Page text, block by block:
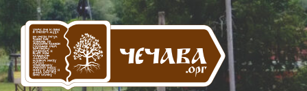
Skip
content
Skip
left
sidebar
Skip
right
sidebar
Skip
footer